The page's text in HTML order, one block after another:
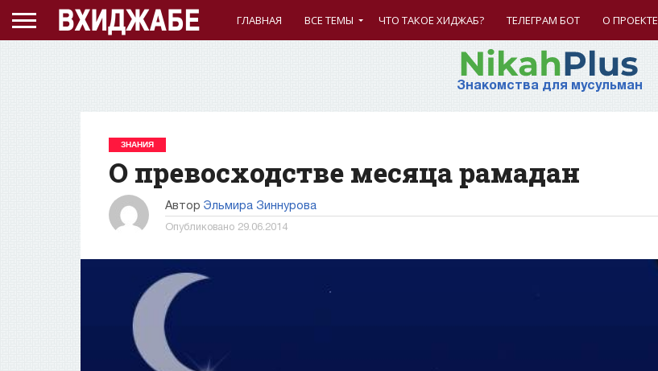
ГЛАВНАЯ ВСЕ ТЕМЫ ЧТО ТАКОЕ ХИДЖАБ? ТЕЛЕГРАМ БОТ О ПРОЕКТЕ
Знакомства для мусульман
ЗНАНИЯ
О превосходстве месяца рамадан
Автор Эльмира Зиннурова
Опубликовано 29.06.2014